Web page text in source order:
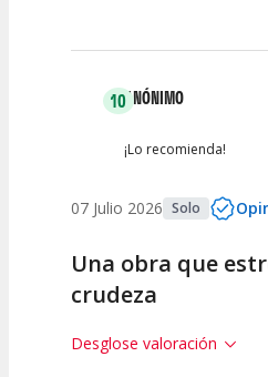
10ANÓNIMO
¡Lo recomienda!
07 Julio 2026 Solo
Una obra que
crudeza
Desglose valoración